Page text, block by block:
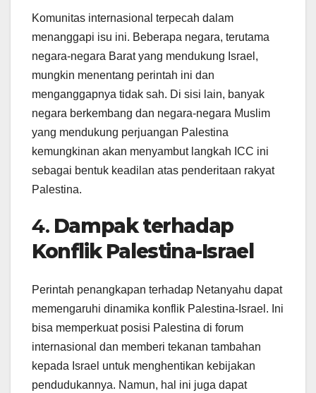
Komunitas internasional terpecah dalam
menanggapi isu ini. Beberapa negara, terutama
negara-negara Barat yang mendukung Israel,
mungkin menentang perintah ini dan
menganggapnya tidak sah. Di sisi lain, banyak
negara berkembang dan negara-negara Muslim
yang mendukung perjuangan Palestina
kemungkinan akan menyambut langkah ICC ini
sebagai bentuk keadilan atas penderitaan rakyat
Palestina.
4. Dampak terhadap
Konflik Palestina-Israel
Perintah penangkapan terhadap Netanyahu dapat
memengaruhi dinamika konflik Palestina-Israel. Ini
bisa memperkuat posisi Palestina di forum
internasional dan memberi tekanan tambahan
kepada Israel untuk menghentikan kebijakan
pendudukannya. Namun, hal ini juga dapat